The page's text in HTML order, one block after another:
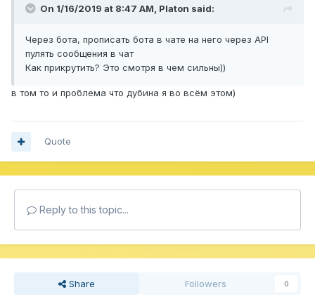
On 1/16/2019 at 8:47 AM, Platon said:
Через бота, прописать бота в чате на него через API
пулять сообщения в чат
Как прикрутить? Это смотря в чем сильны))
в том то и проблема что дубина я во всём этом)
Quote
Reply to this topic...
Share Followers 0